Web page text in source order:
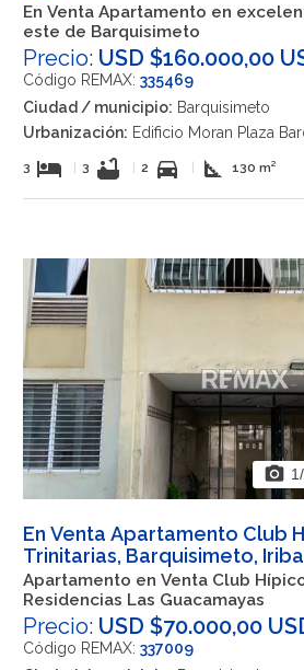
En Venta Apartamento en
este de Barquisimeto
Precio: USD $160.000,00
Código REMAX: 335469
Ciudad / municipio: Barquisimeto
Urbanización: Edificio Moran Plaza
3 hotel 3 bathtub 2 directions_car square_foot 130 m²
photo_camera 1
En Venta Apartamento Club
Trinitarias, Barquisimeto,
Apartamento en Venta Club
Residencias Las Guacamayas
Precio: USD $70.000,00
Código REMAX: 337009